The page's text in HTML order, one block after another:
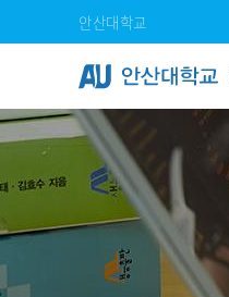
Skip Menu
안산대학교